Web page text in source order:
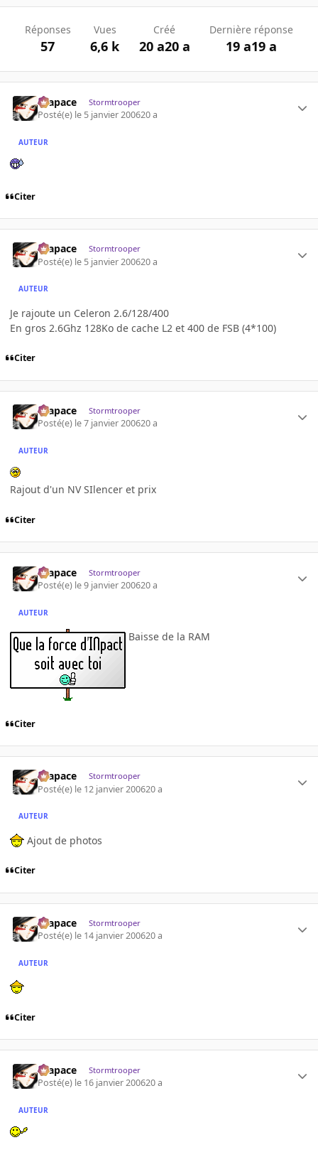
Réponses
57
Vues
6,6 k
Créé
20 a20 a
Dernière réponse
19 a19 a
Krapace Stormtrooper
Posté(e) le 5 janvier 200620 a
AUTEUR
Citer
Krapace Stormtrooper
Posté(e) le 5 janvier 200620 a
AUTEUR
Je rajoute un Celeron 2.6/128/400
En gros 2.6Ghz 128Ko de cache L2 et 400 de FSB (4*100)
Citer
Krapace Stormtrooper
Posté(e) le 7 janvier 200620 a
AUTEUR
Rajout d'un NV SIlencer et prix
Citer
Krapace Stormtrooper
Posté(e) le 9 janvier 200620 a
AUTEUR
Baisse de la RAM
Citer
Krapace Stormtrooper
Posté(e) le 12 janvier 200620 a
AUTEUR
Ajout de photos
Citer
Krapace Stormtrooper
Posté(e) le 14 janvier 200620 a
AUTEUR
Citer
Krapace Stormtrooper
Posté(e) le 16 janvier 200620 a
AUTEUR